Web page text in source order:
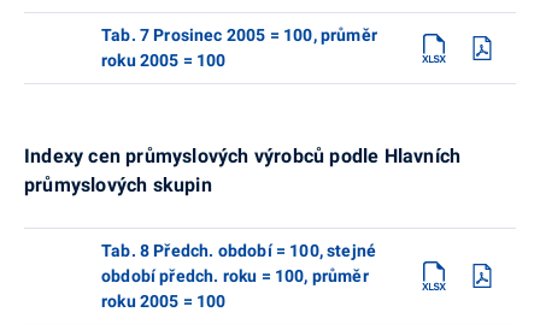
Tab. 7 Prosinec 2005 = 100, průměr
roku 2005 = 100
Indexy cen průmyslových výrobců podle Hlavních
průmyslových skupin
Tab. 8 Předch. období = 100, stejné
období předch. roku = 100, průměr
roku 2005 = 100